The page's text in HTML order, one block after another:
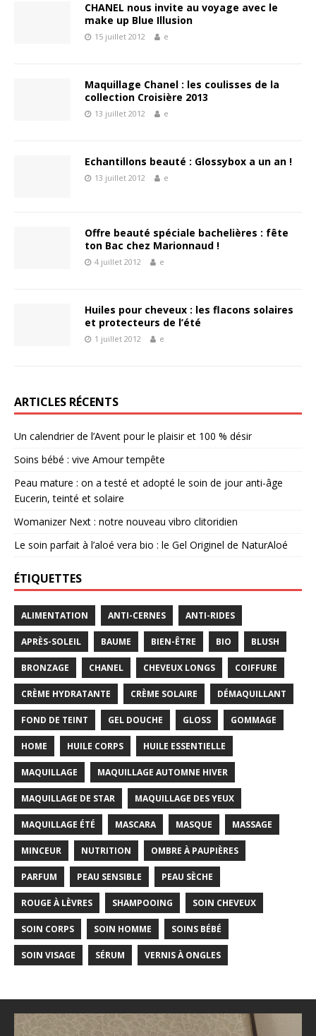
CHANEL nous invite au voyage avec le
make up Blue Illusion
15 juillet 2012 e
Maquillage Chanel : les coulisses de la
collection Croisière 2013
13 juillet 2012 e
Echantillons beauté : Glossybox a un an !
13 juillet 2012 e
Offre beauté spéciale bachelières : fête
ton Bac chez Marionnaud !
4 juillet 2012 e
Huiles pour cheveux : les flacons solaires
et protecteurs de l’été
1 juillet 2012 e
ARTICLES RÉCENTS
Un calendrier de l’Avent pour le plaisir et 100 % désir
Soins bébé : vive Amour tempête
Peau mature : on a testé et adopté le soin de jour anti-âge
Eucerin, teinté et solaire
Womanizer Next : notre nouveau vibro clitoridien
Le soin parfait à l’aloé vera bio : le Gel Originel de NaturAloé
ÉTIQUETTES
ALIMENTATION ANTI-CERNES ANTI-RIDES
APRÈS-SOLEIL BAUME BIEN-ÊTRE BIO BLUSH
BRONZAGE CHANEL CHEVEUX LONGS COIFFURE
CRÈME HYDRATANTE CRÈME SOLAIRE DÉMAQUILLANT
FOND DE TEINT GEL DOUCHE GLOSS GOMMAGE
HOME HUILE CORPS HUILE ESSENTIELLE
MAQUILLAGE MAQUILLAGE AUTOMNE HIVER
MAQUILLAGE DE STAR MAQUILLAGE DES YEUX
MAQUILLAGE ÉTÉ MASCARA MASQUE MASSAGE
MINCEUR NUTRITION OMBRE À PAUPIÈRES
PARFUM PEAU SENSIBLE PEAU SÈCHE
ROUGE À LÈVRES SHAMPOOING SOIN CHEVEUX
SOIN CORPS SOIN HOMME SOINS BÉBÉ
SOIN VISAGE SÉRUM VERNIS À ONGLES